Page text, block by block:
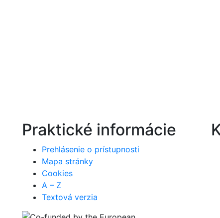
Praktické informácie
Prehlásenie o prístupnosti
Mapa stránky
Cookies
A – Z
Textová verzia